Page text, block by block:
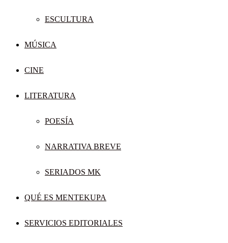
ESCULTURA
MÚSICA
CINE
LITERATURA
POESÍA
NARRATIVA BREVE
SERIADOS MK
QUÉ ES MENTEKUPA
SERVICIOS EDITORIALES